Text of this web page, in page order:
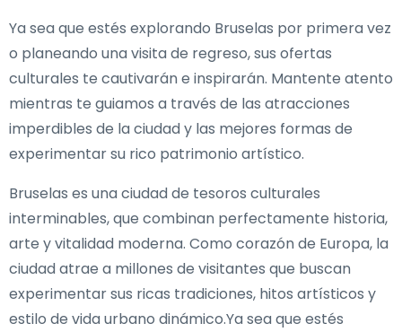
Ya sea que estés explorando Bruselas por primera vez
o planeando una visita de regreso, sus ofertas
culturales te cautivarán e inspirarán. Mantente atento
mientras te guiamos a través de las atracciones
imperdibles de la ciudad y las mejores formas de
experimentar su rico patrimonio artístico.
Bruselas es una ciudad de tesoros culturales
interminables, que combinan perfectamente historia,
arte y vitalidad moderna. Como corazón de Europa, la
ciudad atrae a millones de visitantes que buscan
experimentar sus ricas tradiciones, hitos artísticos y
estilo de vida urbano dinámico.Ya sea que estés